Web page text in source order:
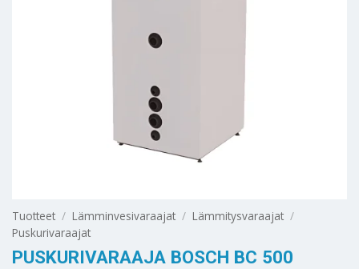
Tuotteet / Lämminvesivaraajat / Lämmitysvaraajat /
Puskurivaraajat
PUSKURIVARAAJA BOSCH BC 500